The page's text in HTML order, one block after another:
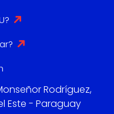
Rodríguez,
Este - Paraguay